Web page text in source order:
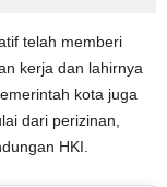
telah memberi
kerja dan lahirnya
kota juga
dari perizinan,
HKI.